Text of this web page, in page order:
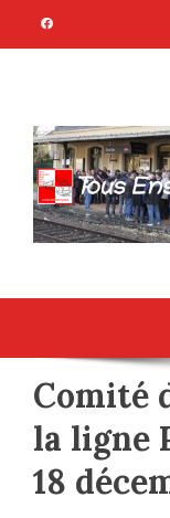
Association
Comité
la ligne
18